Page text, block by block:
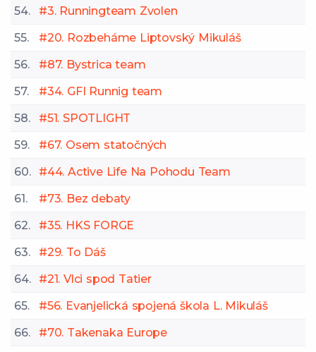
54.
#3. Runningteam Zvolen
55.
#20. Rozbeháme Liptovský Mikuláš
56.
#87. Bystrica team
57.
#34. GFI Runnig team
58.
#51. SPOTLIGHT
59.
#67. Osem statočných
60.
#44. Active Life Na Pohodu Team
61.
#73. Bez debaty
62.
#35. HKS FORGE
63.
#29. To Dáš
64.
#21. Vlci spod Tatier
65.
#56. Evanjelická spojená škola L. Mikuláš
66.
#70. Takenaka Europe